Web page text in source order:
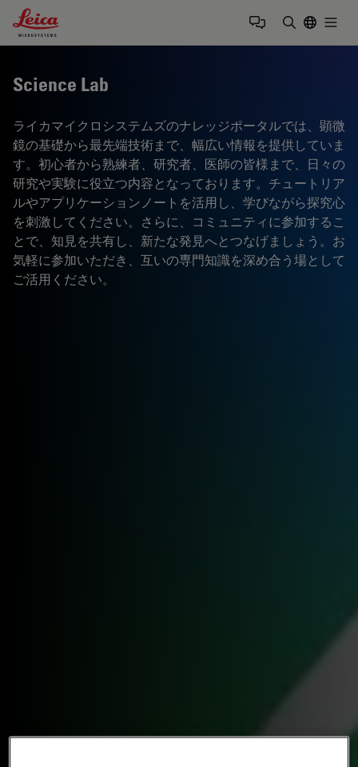
Leica Microsystems Logo
Science Lab
ライカマイクロシステムズのナレッジポータルでは、顕微
鏡の基礎から最先端技術まで、幅広い情報を提供していま
す。初心者から熟練者、研究者、医師の皆様まで、日々の
研究や実験に役立つ内容となっております。チュートリア
ルやアプリケーションノートを活用し、学びながら探究心
を刺激してください。さらに、コミュニティに参加するこ
とで、知見を共有し、新たな発見へとつなげましょう。お
気軽に参加いただき、互いの専門知識を深め合う場として
ご活用ください。